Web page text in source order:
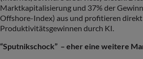
Marktkapitalisierung und 37% der
Offshore-Index) aus und profitieren
Produktivitätsgewinnen durch KI.
“Sputnikschock” – eher eine weitere